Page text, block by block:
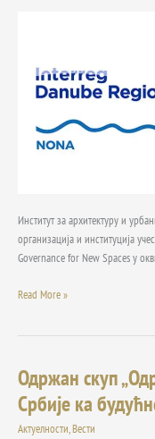
Институт за архитектуру и
организација и институција
Governance for New Spaces у
путем
билтена
Read More »
Одржан скуп
Србије ка
Актуелности,Вести
Одржан
скуп
„Одрживи
развој